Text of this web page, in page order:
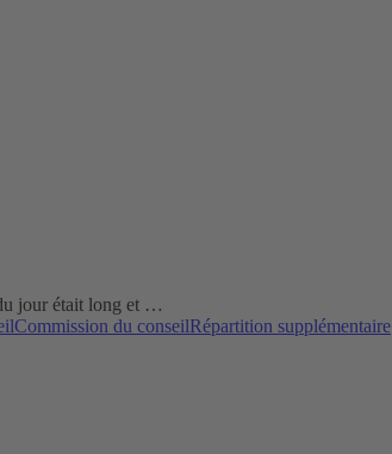
jour était long et …
Commission du conseilRépartition supplémentaire